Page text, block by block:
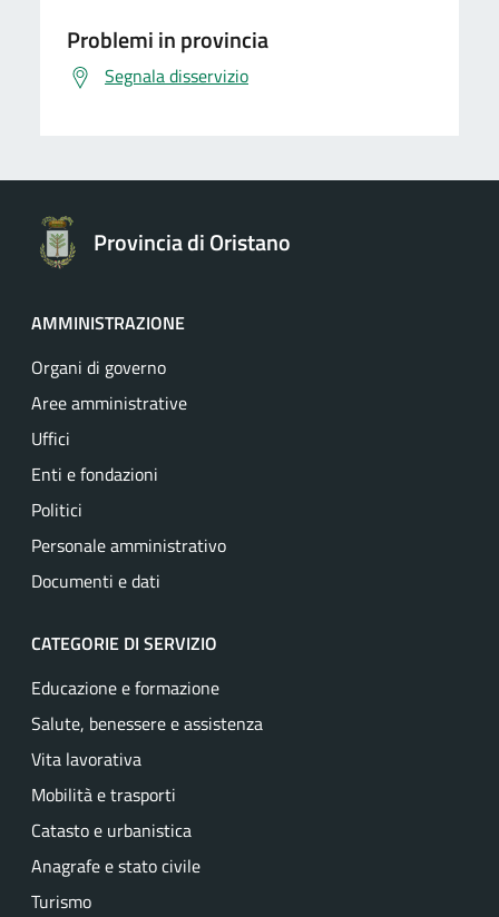
Problemi in provincia
Segnala disservizio
Provincia di Oristano
AMMINISTRAZIONE
Organi di governo
Aree amministrative
Uffici
Enti e fondazioni
Politici
Personale amministrativo
Documenti e dati
CATEGORIE DI SERVIZIO
Educazione e formazione
Salute, benessere e assistenza
Vita lavorativa
Mobilità e trasporti
Catasto e urbanistica
Anagrafe e stato civile
Turismo